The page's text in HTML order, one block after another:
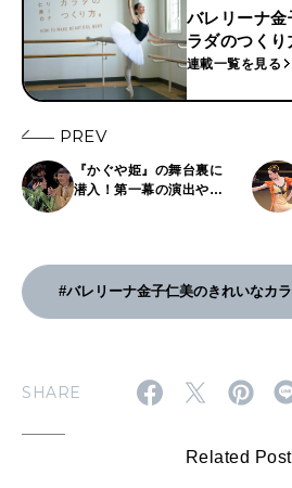
バレリーナ
ラダのつくり
連載一覧を見る
PREV
『かぐや姫』の舞台裏に
潜入！第一幕の演出や衣
くり方】
#バレリーナ金子仁美のきれいなカラ
SHARE
Related